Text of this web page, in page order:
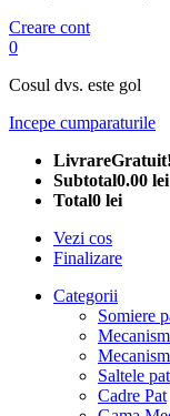
Creare cont
0
Cosul dvs. este gol
Incepe cumparaturile
LivrareGratuit!
Subtotal0.00 lei
Total0 lei
Vezi cos
Finalizare
Categorii
Somiere
Saltele pat
Cadre Pat